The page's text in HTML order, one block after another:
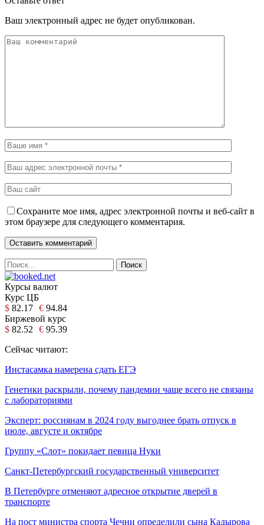
Ваш электронный адрес не будет опубликован.
Сохраните мое имя, адрес электронной почты и веб-сайт в
этом браузере для следующего комментария.
Курсы валют
Курс ЦБ
$ 82.17 € 94.84
Биржевой курс
$ 82.52 € 95.39
Сейчас читают:
Инстасамка намерена сдать ЕГЭ
Генетики раскрыли, почему пандемии чаще всего не связаны
с лабораториями
Эксперт: россиянам в 2024 году выгоднее брать отпуск в
июле, августе и октябре
Группу «Слот» покидает певица Нуки
Санкт-Петербургский государственный университет
В Петербурге отменяют адресное открытие дверей в
транспорте
На пост министра спорта Чечни определили сына Кадырова